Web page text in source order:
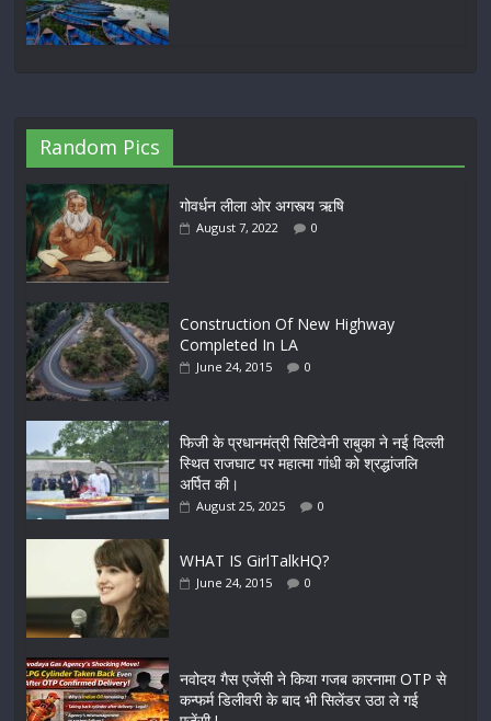
Random Pics
गोवर्धन लीला ओर अगस्त्य ऋषि
August 7, 2022 0
Construction Of New Highway
Completed In LA
June 24, 2015 0
फिजी के प्रधानमंत्री सिटिवेनी राबुका ने नई दिल्ली
स्थित राजघाट पर महात्मा गांधी को श्रद्धांजलि
अर्पित की।
August 25, 2025 0
WHAT IS GirlTalkHQ?
June 24, 2015 0
नवोदय गैस एजेंसी ने किया गजब कारनामा OTP से
कन्फर्म डिलीवरी के बाद भी सिलेंडर उठा ले गई